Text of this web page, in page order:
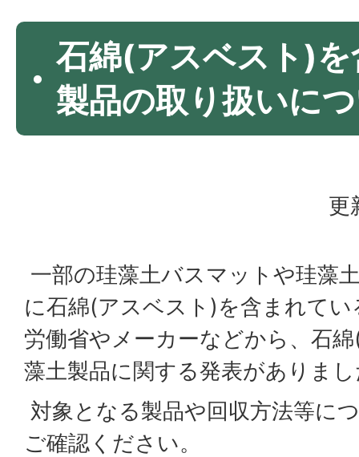
石綿(アスベスト)
製品の取り扱いに
更
一部の珪藻土バスマットや珪藻
に石綿(アスベスト)を含まれて
労働省やメーカーなどから、石
藻土製品に関する発表がありま
対象となる製品や回収方法等に
ご確認ください。